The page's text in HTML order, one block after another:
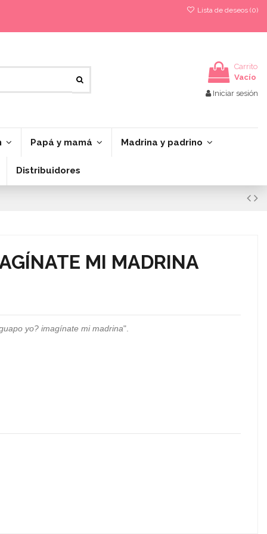
Lista de deseos (0)
Carrito
Vacío
Iniciar sesión
Papá y mamá Madrina y padrino
Distribuidores
MI MADRINA
yo? imagínate mi madrina".